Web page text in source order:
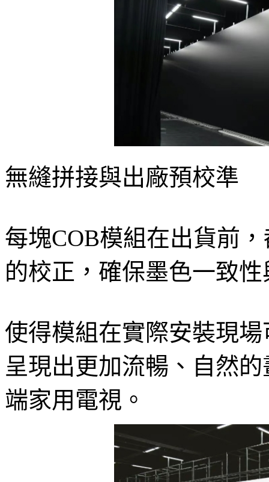
無縫拼接與出廠預校準
每塊COB模組在出貨前
的校正，確保墨色一致
使得模組在實際安裝現
呈現出更加流暢、自然
端家用電視。